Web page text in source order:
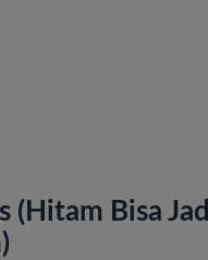
(Hitam Bisa